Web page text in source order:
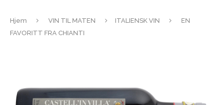
Hjem VIN TIL MATEN ITALIENSK VIN
EN
FAVORITT FRA CHIANTI